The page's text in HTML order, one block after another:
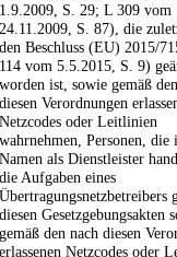
1.9.2009, S. 29; L 309 vom
24.11.2009, S. 87), die
den Beschluss (EU) 2015/
114 vom 5.5.2015, S. 9)
worden ist, sowie gemäß
diesen Verordnungen
Netzcodes oder Leitlinien
wahrnehmen, Personen, die
Namen als Dienstleister
die Aufgaben eines
Übertragungsnetzbetreibers
diesen Gesetzgebungsakten
gemäß den nach diesen
erlassenen Netzcodes oder